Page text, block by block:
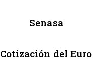
Senasa
Cotización del Euro